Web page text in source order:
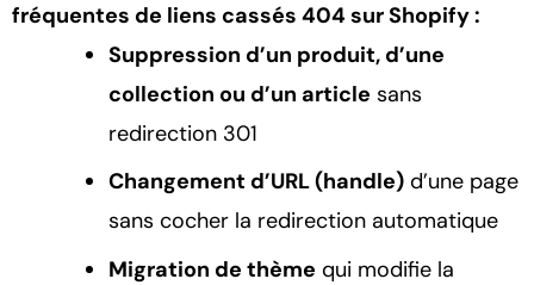
fréquentes de liens cassés 404 sur Shopify :
Suppression d’un produit, d’une
collection ou d’un article sans
redirection 301
Changement d’URL (handle) d’une page
sans cocher la redirection automatique
Migration de thème qui modifie la